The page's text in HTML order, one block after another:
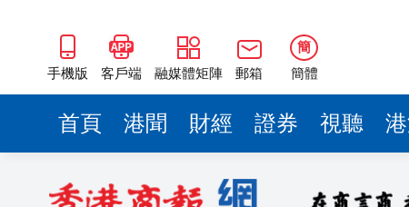
手機版 客戶端 融媒體矩陣 郵箱
簡
簡體
首頁 港聞 財經 證券 視聽